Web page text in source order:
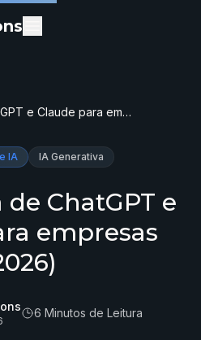
Consultoria de ChatGPT e Claude para empresas (2026)
IA IA Generativa
ChatGPT e
empresas
6 Minutos de Leitura